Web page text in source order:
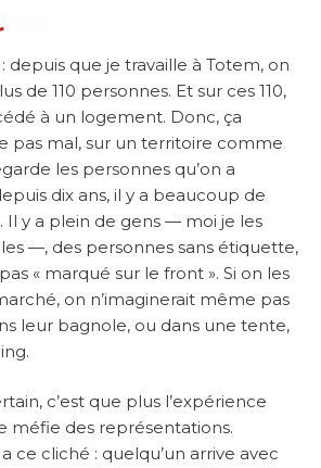
depuis que je travaille à Totem, on
de 110 personnes. Et sur ces 110,
à un logement. Donc, ça
pas mal, sur un territoire comme
les personnes qu’on a
dix ans, il y a beaucoup de
Il y a plein de gens — moi je les
—, des personnes sans étiquette,
« marqué sur le front ». Si on les
on n’imaginerait même pas
leur bagnole, ou dans une tente,
c’est que plus l’expérience
méfie des représentations.
ce cliché : quelqu’un arrive avec